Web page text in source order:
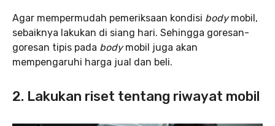
Agar mempermudah pemeriksaan kondisi bodymobil,
sebaiknya lakukan di siang hari. Sehingga goresan-
goresan tipis pada bodymobil juga akan
mempengaruhi harga jual dan beli.
2. Lakukan riset tentang riwayat mobil